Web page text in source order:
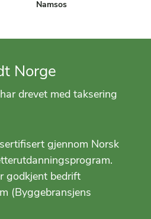
Namsos
Norge
drevet med taksering
gjennom Norsk
godkjent bedrift
(Byggebransjens